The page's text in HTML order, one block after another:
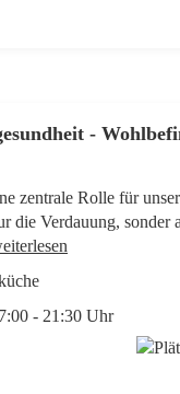
-
zentrale Rolle für
die Verdauung, sonder
- 21:30 Uhr